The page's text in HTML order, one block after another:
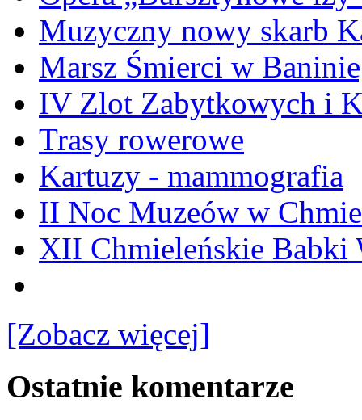
Muzyczny nowy skarb
Marsz Śmierci w
IV Zlot Zabytkowych i
Trasy rowerowe
Kartuzy - mammografia
II Noc Muzeów w
XII Chmieleńskie Babki
[Zobacz więcej]
Ostatnie komentarze